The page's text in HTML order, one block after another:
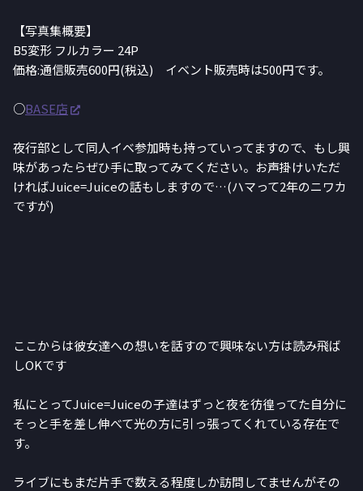
【写真集概要】
B5変形 フルカラー 24P
価格:通信販売600円(税込) イベント販売時は500円です。
○BASE店
夜行部として同人イベ参加時も持っていってますので、もし興
味があったらぜひ手に取ってみてください。お声掛けいただ
ければJuice=Juiceの話もしますので…(ハマって2年のニワカ
ですが)
ここからは彼女達への想いを話すので興味ない方は読み飛ば
しOKです
私にとってJuice=Juiceの子達はずっと夜を彷徨ってた自分に
そっと手を差し伸べて光の方に引っ張ってくれている存在で
す。
ライブにもまだ片手で数える程度しか訪問してませんがその